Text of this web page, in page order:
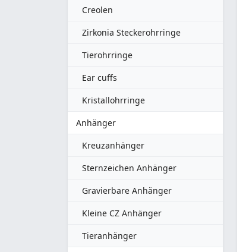
Creolen
Zirkonia Steckerohrringe
Tierohrringe
Ear cuffs
Kristallohrringe
Anhänger
Kreuzanhänger
Sternzeichen Anhänger
Gravierbare Anhänger
Kleine CZ Anhänger
Tieranhänger